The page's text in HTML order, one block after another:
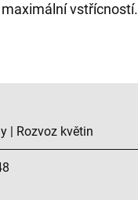
vstřícností.
| Rozvoz květin